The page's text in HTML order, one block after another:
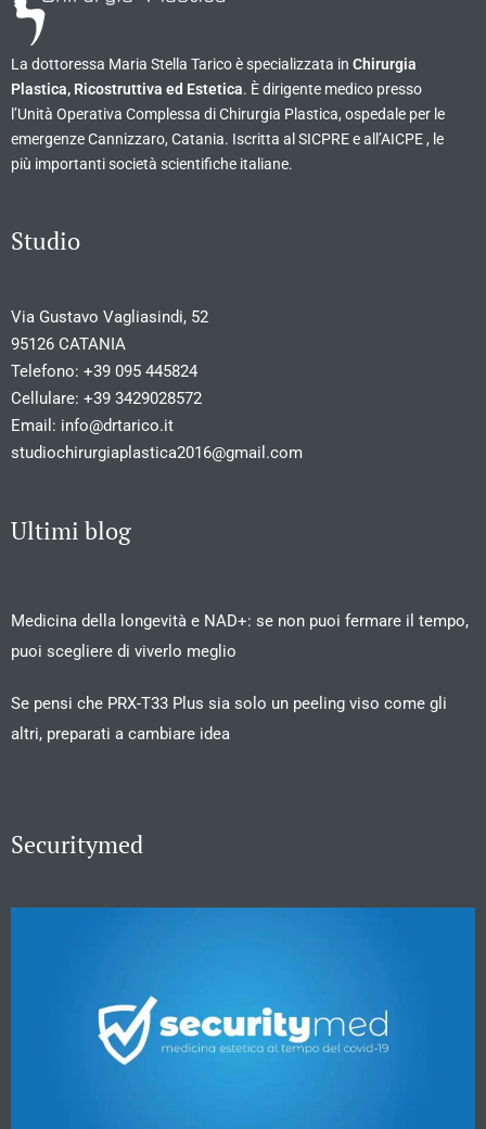
La dottoressa Maria Stella Tarico è specializzata in Chirurgia
Plastica, Ricostruttiva ed Estetica. È dirigente medico presso
l’Unità Operativa Complessa di Chirurgia Plastica, ospedale per le
emergenze Cannizzaro, Catania. Iscritta al SICPRE e all’AICPE , le
più importanti società scientifiche italiane.
Studio
Via Gustavo Vagliasindi, 52
95126 CATANIA
Telefono: +39 095 445824
Cellulare: +39 3429028572
Email: info@drtarico.it
studiochirurgiaplastica2016@gmail.com
Ultimi blog
Medicina della longevità e NAD+: se non puoi fermare il tempo,
puoi scegliere di viverlo meglio
Se pensi che PRX-T33 Plus sia solo un peeling viso come gli
altri, preparati a cambiare idea
Securitymed